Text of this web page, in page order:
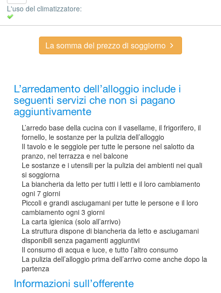
L'uso del climatizzatore:
La somma del prezzo di soggiorno
L’arredamento dell’alloggio include i
seguenti servizi che non si pagano
aggiuntivamente
L’arredo base della cucina con il vasellame, il frigorifero, il
fornello, le sostanze per la pulizia dell’alloggio
Il tavolo e le seggiole per tutte le persone nel salotto da
pranzo, nel terrazza e nel balcone
Le sostanze e i utensili per la pulizia dei ambienti nei quali
si soggiorna
La biancheria da letto per tutti i letti e il loro cambiamento
ogni 7 giorni
Piccoli e grandi asciugamani per tutte le persone e il loro
cambiamento ogni 3 giorni
La carta igienica (solo all’arrivo)
La struttura dispone di biancheria da letto e asciugamani
disponibili senza pagamenti aggiuntivi
Il consumo di acqua e luce, e tutto l’altro consumo
La pulizia dell’alloggio prima dell’arrivo come anche dopo la
partenza
Informazioni sull’offerente